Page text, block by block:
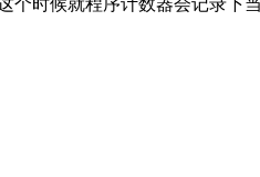
个时候就程序计数器会记录下